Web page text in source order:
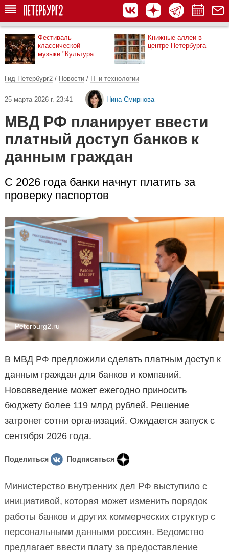
Фестиваль
классической
музыки "Культура
Книжные аллеи в
центре Петербурга
Гид Петербург2 / Новости / IT и технологии
25 марта 2026 г. 23:41 Нина Смирнова
МВД РФ планирует ввести
платный доступ банков к
данным граждан
С 2026 года банки начнут платить за
проверку паспортов
Peterburg2.ru
В МВД РФ предложили сделать платным доступ к
данным граждан для банков и компаний.
Нововведение может ежегодно приносить
бюджету более 119 млрд рублей. Решение
затронет сотни организаций. Ожидается запуск с
сентября 2026 года.
Поделиться Подписаться
Министерство внутренних дел РФ выступило с
инициативой, которая может изменить порядок
работы банков и других коммерческих структур с
персональными данными россиян. Ведомство
предлагает ввести плату за предоставление